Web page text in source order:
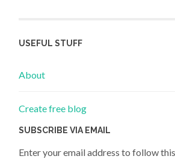
USEFUL STUFF
About
Create free blog
SUBSCRIBE VIA EMAIL
Enter your email address to follow